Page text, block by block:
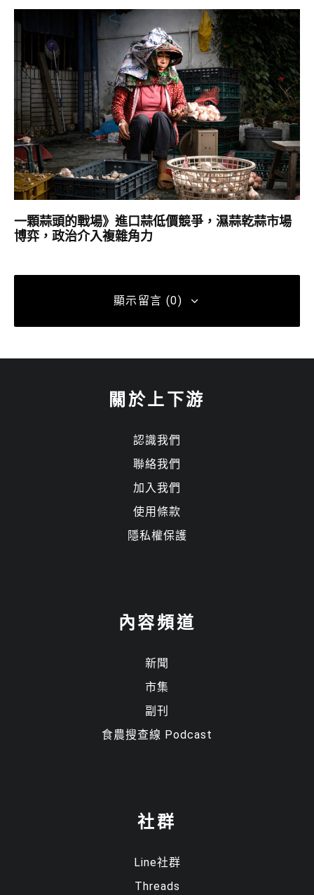
一顆蒜頭的戰場》進口蒜低價競爭，濕蒜乾蒜市場
博弈，政治介入複雜角力
顯示留言 (0)
關於上下游
認識我們
聯絡我們
加入我們
使用條款
隱私權保護
內容頻道
新聞
市集
副刊
食農搜查線 Podcast
社群
Line社群
Threads